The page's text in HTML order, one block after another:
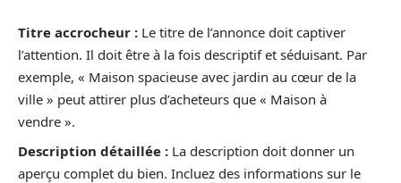
Titre accrocheur : Le titre de l’annonce doit captiver
l’attention. Il doit être à la fois descriptif et séduisant. Par
exemple, « Maison spacieuse avec jardin au cœur de la
ville » peut attirer plus d’acheteurs que « Maison à
vendre ».
Description détaillée : La description doit donner un
aperçu complet du bien. Incluez des informations sur le